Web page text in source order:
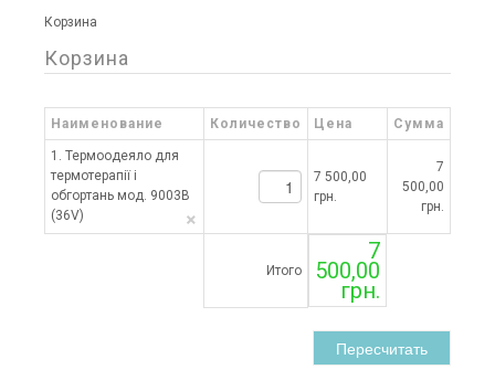
Корзина
Корзина
Наименование Количество Цена Сумма
1. Термоодеяло для
термотерапії і
обгортань мод. 9003B
(36V)
×
7 500,00
грн.
7
500,00
грн.
Итого
7
500,00
грн.
Пересчитать